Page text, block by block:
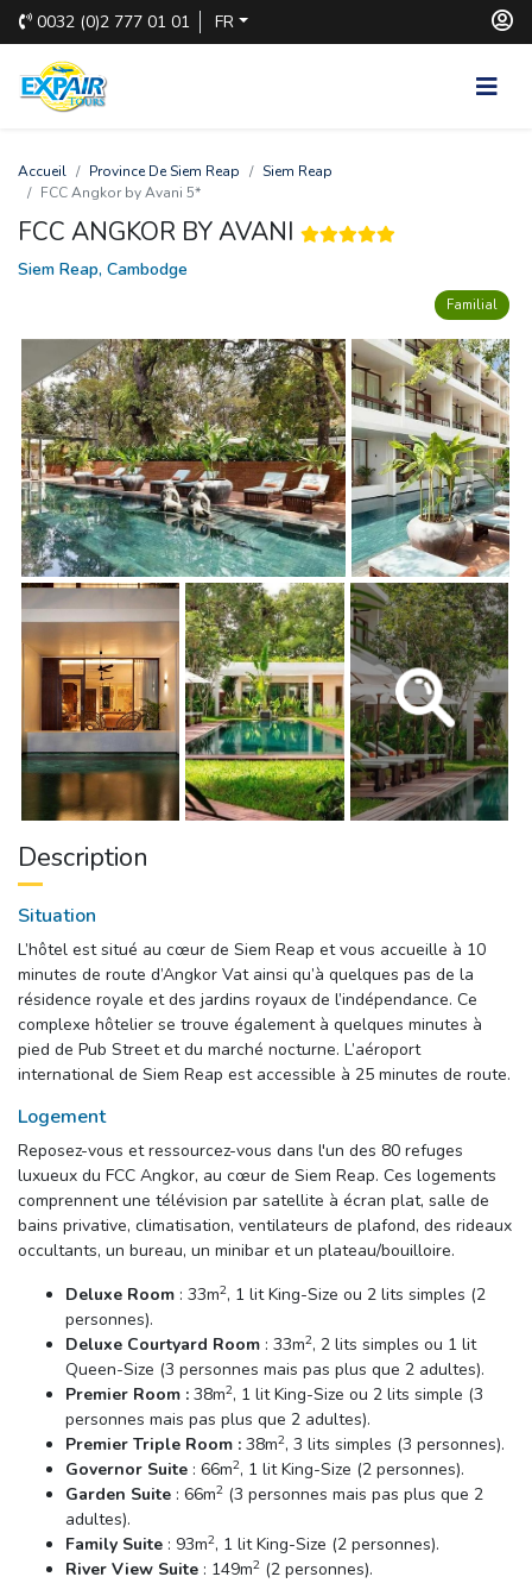
0032 (0)2 777 01 01 FR
Accueil Province De Siem Reap
Siem Reap
FCC Angkor by Avani 5*
FCC ANGKOR BY AVANI
Siem Reap, Cambodge
Familial
Description
Situation
L’hôtel est situé au cœur de Siem Reap et vous accueille à 10
minutes de route d’Angkor Vat ainsi qu’à quelques pas de la
résidence royale et des jardins royaux de l’indépendance. Ce
complexe hôtelier se trouve également à quelques minutes à
pied de Pub Street et du marché nocturne. L’aéroport
international de Siem Reap est accessible à 25 minutes de route.
Logement
Reposez-vous et ressourcez-vous dans l'un des 80 refuges
luxueux du FCC Angkor, au cœur de Siem Reap. Ces logements
comprennent une télévision par satellite à écran plat, salle de
bains privative, climatisation, ventilateurs de plafond, des rideaux
occultants, un bureau, un minibar et un plateau/bouilloire.
Deluxe Room : 33m2, 1 lit King-Size ou 2 lits simples (2
personnes).
Deluxe Courtyard Room : 33m2, 2 lits simples ou 1 lit
Queen-Size (3 personnes mais pas plus que 2 adultes).
Premier Room : 38m2, 1 lit King-Size ou 2 lits simple (3
personnes mais pas plus que 2 adultes).
Premier Triple Room : 38m2, 3 lits simples (3 personnes).
Governor Suite : 66m2, 1 lit King-Size (2 personnes).
Garden Suite : 66m2 (3 personnes mais pas plus que 2
adultes).
Family Suite : 93m2, 1 lit King-Size (2 personnes).
River View Suite : 149m2 (2 personnes).